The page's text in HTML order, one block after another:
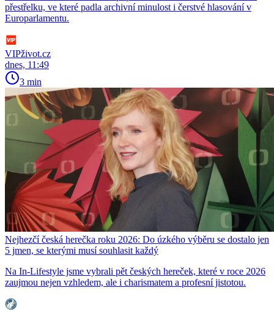
přestřelku, ve které padla archivní minulost i čerstvé hlasování v
Europarlamentu.
VIPživot.cz
dnes, 11:49
3 min
Nejhezčí česká herečka roku 2026: Do úzkého výběru se dostalo jen
5 jmen, se kterými musí souhlasit každý
Na In-Lifestyle jsme vybrali pět českých hereček, které v roce 2026
zaujmou nejen vzhledem, ale i charismatem a profesní jistotou.